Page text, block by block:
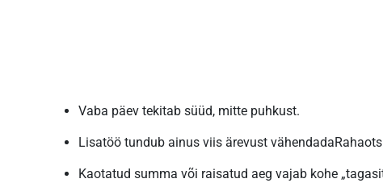
Vaba päev tekitab süüd, mitte puhkust.
Lisatöö tundub ainus viis ärevust vähendada
Kaotatud summa või raisatud aeg vajab kohe